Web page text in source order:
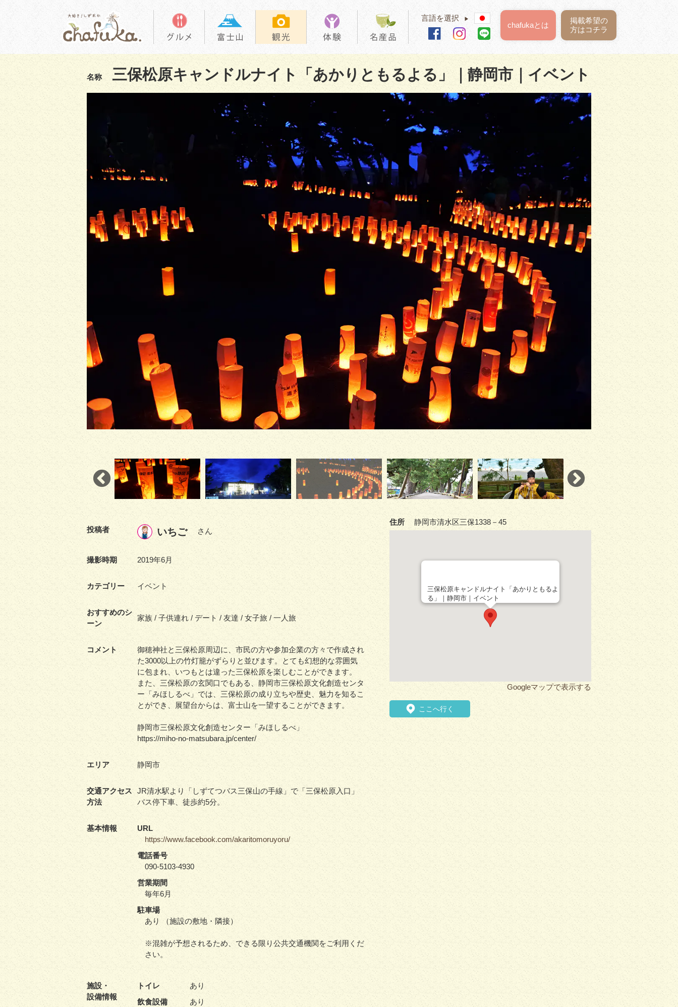
言語を選択 ▶
掲載希望の
方はコチラ
chafukaとは
名称 三保松原キャンドルナイト「あかりともるよる」｜静岡市｜イベント
投稿者 いちご さん
撮影時期 2019年6月
カテゴリー イベント
おすすめのシ
ーン
家族 / 子供連れ / デート / 友達 / 女子旅 / 一人旅
コメント
御穂神社と三保松原周辺に、市民の方や参加企業の方々で作成され
た3000以上の竹灯籠がずらりと並びます。とても幻想的な雰囲気
に包まれ、いつもとは違った三保松原を楽しむことができます。
また、三保松原の玄関口でもある、静岡市三保松原文化創造センタ
ー「みほしるべ」では、三保松原の成り立ちや歴史、魅力を知るこ
とができ、展望台からは、富士山を一望することができます。
静岡市三保松原文化創造センター「みほしるべ」
https://miho-no-matsubara.jp/center/
エリア 静岡市
交通アクセス
方法
JR清水駅より「しずてつバス三保山の手線」で「三保松原入口」
バス停下車、徒歩約5分。
基本情報
URL
https://www.facebook.com/akaritomoruyoru/
電話番号
090-5103-4930
営業期間
毎年6月
駐車場
あり （施設の敷地・隣接）
※混雑が予想されるため、できる限り公共交通機関をご利用くだ
さい。
施設・
設備情報
トイレ
あり
飲食設備
あり
住所 静岡市清水区三保1338－45
三保松原キャンドルナイト「あかりともるよ
る」｜静岡市｜イベント
Googleマップで表示する
ここへ行く